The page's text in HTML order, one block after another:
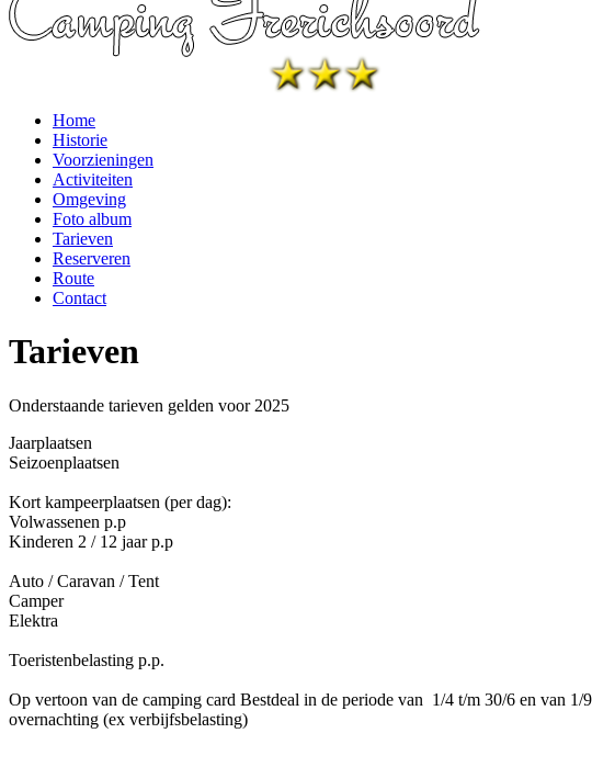
Home
Historie
Voorzieningen
Activiteiten
Omgeving
Foto album
Tarieven
Reserveren
Route
Contact
Tarieven
Onderstaande tarieven gelden voor 2025
Jaarplaatsen
Seizoenplaatsen
Kort kampeerplaatsen (per dag):
Volwassenen p.p
Kinderen 2 / 12 jaar p.p
Auto / Caravan / Tent
Camper
Elektra
Toeristenbelasting p.p.
Op vertoon van de camping card Bestdeal in de periode van 1/4 t/m 30/6 en van 1/
overnachting (ex verbijfsbelasting)